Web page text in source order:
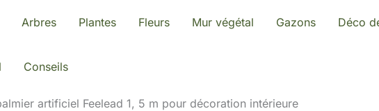
Arbres Plantes Fleurs Mur végétal Gazons Déco
Conseils
artificiel Feelead 1, 5 m pour décoration intérieure